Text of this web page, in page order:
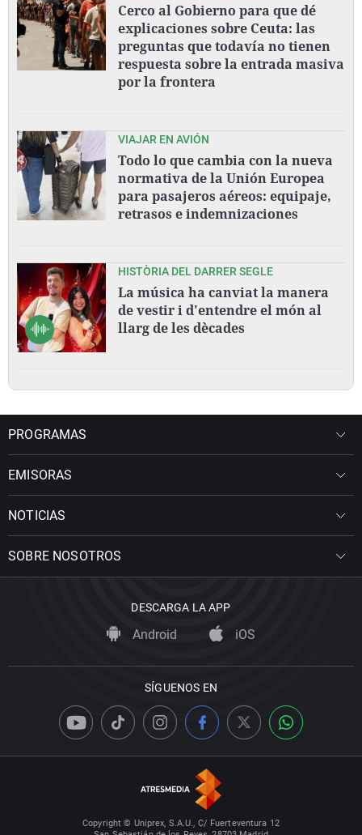
Cerco al Gobierno para que dé
explicaciones sobre Ceuta: las
preguntas que todavía no tienen
respuesta sobre la entrada masiva
por la frontera
VIAJAR EN AVIÓN
Todo lo que cambia con la nueva
normativa de la Unión Europea
para pasajeros aéreos: equipaje,
retrasos e indemnizaciones
HISTÒRIA DEL DARRER SEGLE
La música ha canviat la manera
de vestir i d'entendre el món al
llarg de les dècades
PROGRAMAS
EMISORAS
NOTICIAS
SOBRE NOSOTROS
DESCARGA LA APP
Android iOS
SÍGUENOS EN
Copyright © Uniprex, S.A.U., C/ Fuerteventura 12